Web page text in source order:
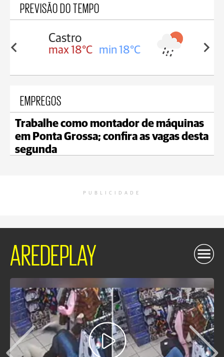
PREVISÃO DO TEMPO
18°C max 18°C min 17°C
EMPREGOS
Trabalhe como montador de máquinas
em Ponta Grossa; confira as vagas desta
segunda
PUBLICIDADE
AREDEPLAY